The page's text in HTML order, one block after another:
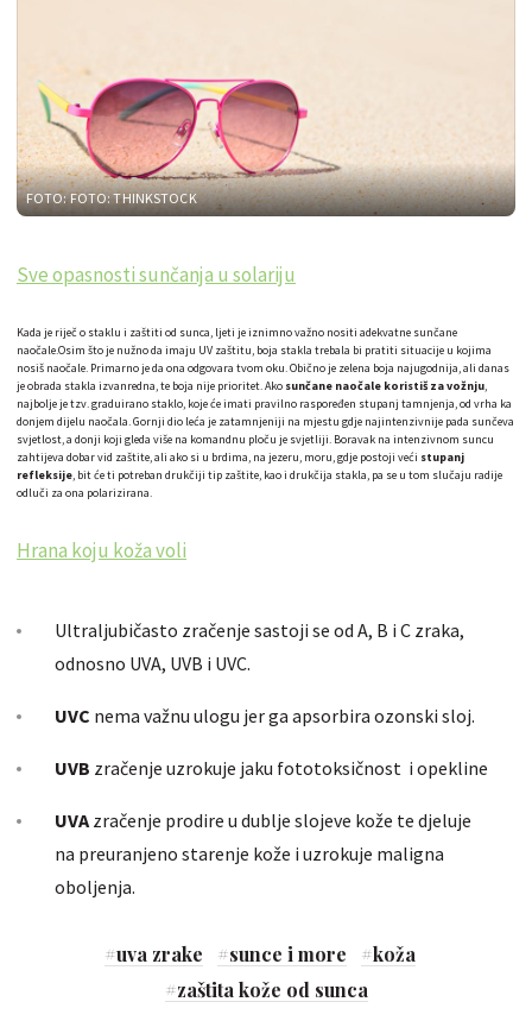
FOTO: FOTO: THINKSTOCK
Sve opasnosti sunčanja u solariju
Kada je riječ o staklu i zaštiti od sunca, ljeti je iznimno važno nositi adekvatne sunčane
naočale.Osim što je nužno da imaju UV zaštitu, boja stakla trebala bi pratiti situacije u kojima
nosiš naočale. Primarno je da ona odgovara tvom oku. Obično je zelena boja najugodnija, ali danas
je obrada stakla izvanredna, te boja nije prioritet. Ako sunčane naočale koristiš za vožnju
najbolje je tzv. graduirano staklo, koje će imati pravilno raspoređen stupanj tamnjenja, od vrha ka
donjem dijelu naočala. Gornji dio leća je zatamnjeniji na mjestu gdje najintenzivnije pada sunčeva
svjetlost, a donji koji gleda više na komandnu ploču je svjetliji. Boravak na intenzivnom suncu
zahtijeva dobar vid zaštite, ali ako si u brdima, na jezeru, moru, gdje postoji veći stupanj
refleksije , bit će ti potreban drukčiji tip zaštite, kao i drukčija stakla, pa se u tom slučaju radije
odluči za ona polarizirana.
Hrana koju koža voli
Ultraljubičasto zračenje sastoji se od A, B i C zraka,
odnosno UVA, UVB i UVC.
UVC nema važnu ulogu jer ga apsorbira ozonski sloj.
UVB zračenje uzrokuje jaku fototoksičnost i opekline
UVA zračenje prodire u dublje slojeve kože te djeluje
na preuranjeno starenje kože i uzrokuje maligna
oboljenja.
#uva zrake #sunce i more #koža
#zaštita kože od sunca